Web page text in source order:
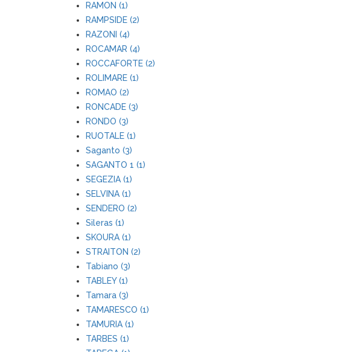
RAMON (1)
RAMPSIDE (2)
RAZONI (4)
ROCAMAR (4)
ROCCAFORTE (2)
ROLIMARE (1)
ROMAO (2)
RONCADE (3)
RONDO (3)
RUOTALE (1)
Saganto (3)
SAGANTO 1 (1)
SEGEZIA (1)
SELVINA (1)
SENDERO (2)
Sileras (1)
SKOURA (1)
STRAITON (2)
Tabiano (3)
TABLEY (1)
Tamara (3)
TAMARESCO (1)
TAMURIA (1)
TARBES (1)